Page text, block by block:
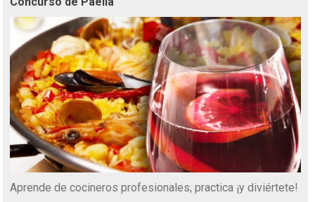
Aprende de cocineros profesionales, practica ¡y diviértete!